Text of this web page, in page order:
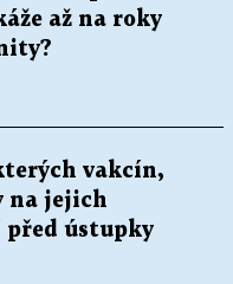
až na roky
vakcín,
na jejich
ústupky